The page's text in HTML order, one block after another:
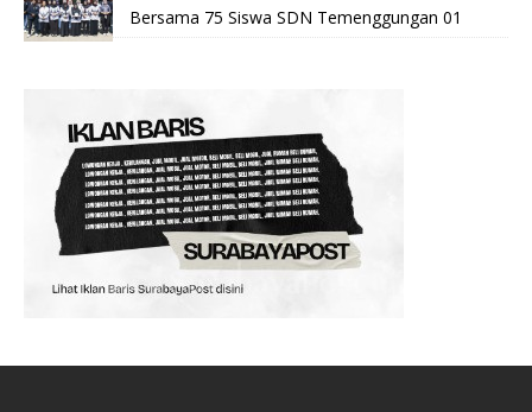
Bersama 75 Siswa SDN Temenggungan 01